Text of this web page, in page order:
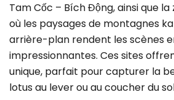
Tam Cốc – Bích Động, ainsi que la
où les paysages de montagnes
arrière-plan rendent les scènes
impressionnantes. Ces sites
unique, parfait pour capturer la
lotus au lever ou au coucher du